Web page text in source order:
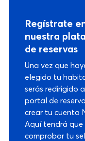
Regístrate
nuestra
de reservas
Una vez que
elegido tu
serás redirigido
portal de
crear tu cuenta
Aquí tendrá que
comprobar tu